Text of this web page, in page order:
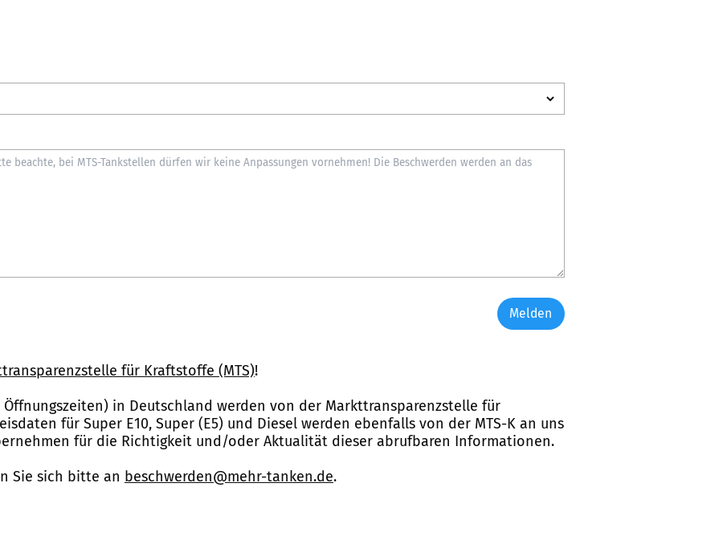
Melden
für Kraftstoffe (MTS)!
Öffnungszeiten) in Deutschland werden von der Markttransparenzstelle für
für Super E10, Super (E5) und Diesel werden ebenfalls von der MTS-K an uns
für die Richtigkeit und/oder Aktualität dieser abrufbaren Informationen.
Sie sich bitte an beschwerden@mehr-tanken.de.